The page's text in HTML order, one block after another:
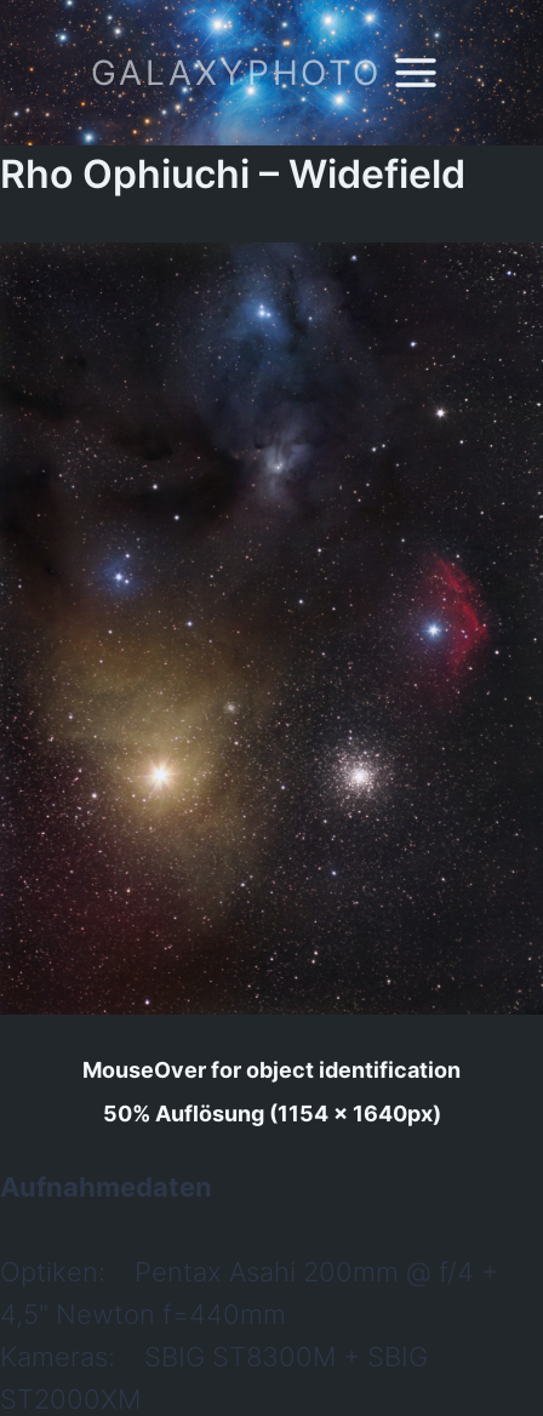
Zum
Inhalt
springen
GALAXYPHOTO
Rho Ophiuchi – Widefield
MouseOver for object identification
50% Auflösung (1154 x 1640px)
Aufnahmedaten
Optiken: Pentax Asahi 200mm @ f/4 +
4,5" Newton f=440mm
Kameras: SBIG ST8300M + SBIG
ST2000XM